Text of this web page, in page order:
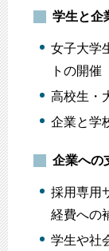
学生と企
女子大学
トの開催
高校生・
企業と学
企業への
採用専用
経費への
学生や社